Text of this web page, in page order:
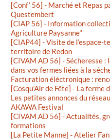
[Conf’ 56] - Marché et Repas
Questembert
[CIAP 56] - Information
Agriculture Paysanne"
[CIAP44] - Visite de l’espace-
territoire de Redon
[CIVAM AD 56] - Sécheresse
dans vos fermes liées à la
Facturation éléctronique :
[Cosqu’Air de Fête] - La ferme
Les petites annonces du
AKAWA Festival
[CIVAM AD 56] - Actualités,
formations
[La Petite Manne] - Atelier